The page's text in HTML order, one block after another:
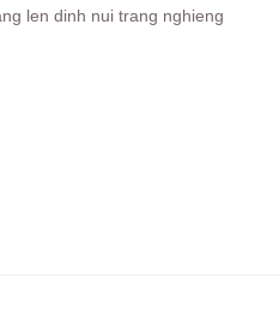
len dinh nui trang nghieng